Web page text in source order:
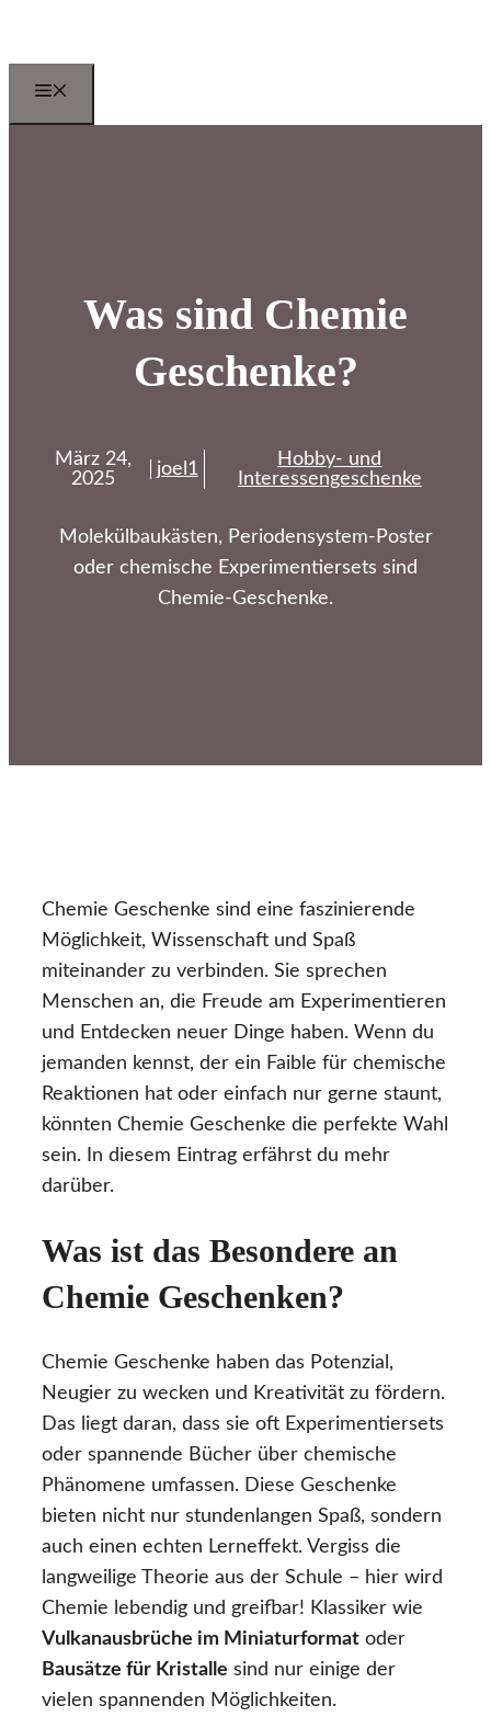
springen
Was sind Chemie
Geschenke?
März 24,
2025
joel1
Hobby- und
Interessengeschenke
Molekülbaukästen, Periodensystem-Poster
oder chemische Experimentiersets sind
Chemie-Geschenke.
Chemie Geschenke sind eine faszinierende
Möglichkeit, Wissenschaft und Spaß
miteinander zu verbinden. Sie sprechen
Menschen an, die Freude am Experimentieren
und Entdecken neuer Dinge haben. Wenn du
jemanden kennst, der ein Faible für chemische
Reaktionen hat oder einfach nur gerne staunt,
könnten Chemie Geschenke die perfekte Wahl
sein. In diesem Eintrag erfährst du mehr
darüber.
Was ist das Besondere an
Chemie Geschenken?
Chemie Geschenke haben das Potenzial,
Neugier zu wecken und Kreativität zu fördern.
Das liegt daran, dass sie oft Experimentiersets
oder spannende Bücher über chemische
Phänomene umfassen. Diese Geschenke
bieten nicht nur stundenlangen Spaß, sondern
auch einen echten Lerneffekt. Vergiss die
langweilige Theorie aus der Schule – hier wird
Chemie lebendig und greifbar! Klassiker wie
Vulkanausbrüche im Miniaturformat oder
Bausätze für Kristalle sind nur einige der
vielen spannenden Möglichkeiten.